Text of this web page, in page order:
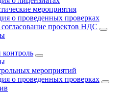
мероприятия
о проведенных проверках
проектов НДС
мероприятий
о проведенных проверках